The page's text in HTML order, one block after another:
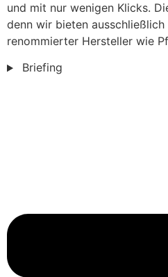
und mit nur wenigen Klicks.
denn wir bieten ausschließlich
renommierter Hersteller wie
Briefing